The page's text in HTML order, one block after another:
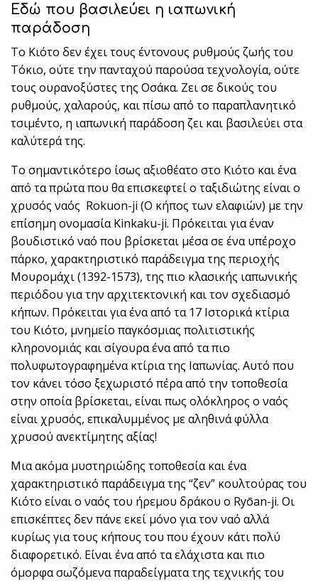
Εδώ που βασιλεύει η ιαπωνική
παράδοση
Το Κιότο δεν έχει τους έντονους ρυθμούς ζωής του
Τόκιο, ούτε την πανταχού παρούσα τεχνολογία, ούτε
τους ουρανοξύστες της Οσάκα. Ζει σε δικούς του
ρυθμούς, χαλαρούς, και πίσω από το παραπλανητικό
τσιμέντο, η ιαπωνική παράδοση ζει και βασιλεύει στα
καλύτερά της.
Το σημαντικότερο ίσως αξιοθέατο στο Κιότο και ένα
από τα πρώτα που θα επισκεφτεί ο ταξιδιώτης είναι ο
χρυσός ναός Rokuon-ji (Ο κήπος των ελαφιών) με την
επίσημη ονομασία Kinkaku-ji. Πρόκειται για έναν
βουδιστικό ναό που βρίσκεται μέσα σε ένα υπέροχο
πάρκο, χαρακτηριστικό παράδειγμα της περιοχής
Μουρομάχι (1392-1573), της πιο κλασικής ιαπωνικής
περιόδου για την αρχιτεκτονική και τον σχεδιασμό
κήπων. Πρόκειται για ένα από τα 17 Ιστορικά κτίρια
του Κιότο, μνημείο παγκόσμιας πολιτιστικής
κληρονομιάς και σίγουρα ένα από τα πιο
πολυφωτογραφημένα κτίρια της Ιαπωνίας. Αυτό που
τον κάνει τόσο ξεχωριστό πέρα από την τοποθεσία
στην οποία βρίσκεται, είναι πως ολόκληρος ο ναός
είναι χρυσός, επικαλυμμένος με αληθινά φύλλα
χρυσού ανεκτίμητης αξίας!
Μια ακόμα μυστηριώδης τοποθεσία και ένα
χαρακτηριστικό παράδειγμα της “ζεν” κουλτούρας του
Κιότο είναι ο ναός του ήρεμου δράκου ο Ryōan-ji. Οι
επισκέπτες δεν πάνε εκεί μόνο για τον ναό αλλά
κυρίως για τους κήπους του που έχουν κάτι πολύ
διαφορετικό. Είναι ένα από τα ελάχιστα και πιο
όμορφα σωζόμενα παραδείγματα της τεχνικής του